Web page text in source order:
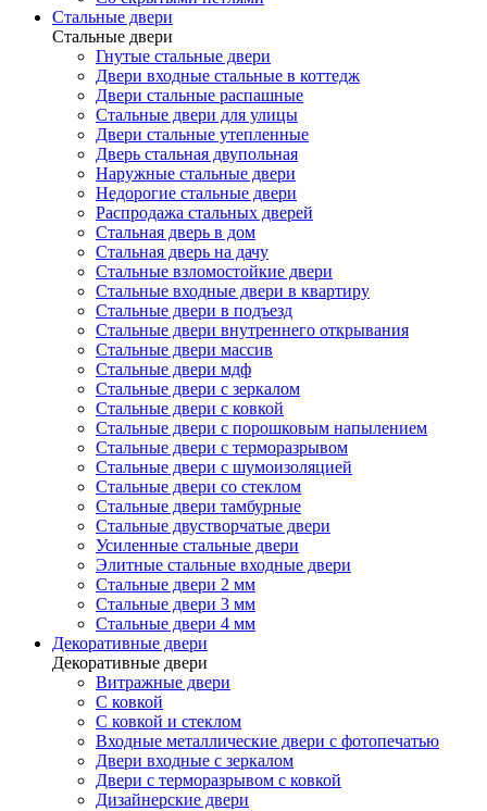
Стальные двери
Стальные двери
Гнутые стальные двери
Двери входные стальные в коттедж
Двери стальные распашные
Стальные двери для улицы
Двери стальные утепленные
Дверь стальная двупольная
Наружные стальные двери
Недорогие стальные двери
Распродажа стальных дверей
Стальная дверь в дом
Стальная дверь на дачу
Стальные взломостойкие двери
Стальные входные двери в квартиру
Стальные двери в подъезд
Стальные двери внутреннего открывания
Стальные двери массив
Стальные двери мдф
Стальные двери с зеркалом
Стальные двери с ковкой
Стальные двери с порошковым напылением
Стальные двери с терморазрывом
Стальные двери с шумоизоляцией
Стальные двери со стеклом
Стальные двери тамбурные
Стальные двустворчатые двери
Усиленные стальные двери
Элитные стальные входные двери
Стальные двери 2 мм
Стальные двери 3 мм
Стальные двери 4 мм
Декоративные двери
Декоративные двери
Витражные двери
С ковкой
С ковкой и стеклом
Входные металлические двери с фотопечатью
Двери входные с зеркалом
Двери с терморазрывом с ковкой
Дизайнерские двери